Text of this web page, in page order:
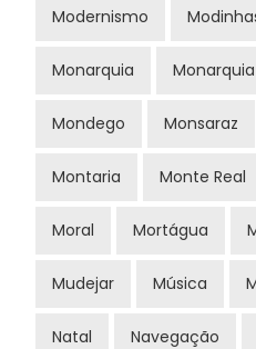
Modernismo
Monarquia
Mondego Monsaraz
Montaria Monte Real
Moral Mortágua
Mudejar Música
Natal Navegação